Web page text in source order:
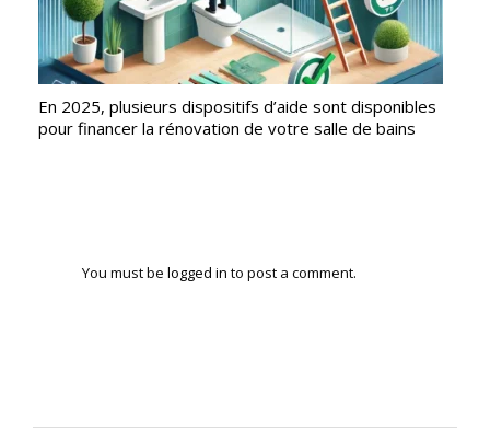
En 2025, plusieurs dispositifs d’aide sont disponibles
pour financer la rénovation de votre salle de bains
You must be logged in to post a comment.